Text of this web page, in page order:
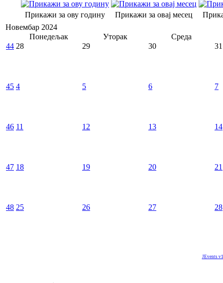
Прикажи за ову годину Прикажи за овај месец
Новембар 2024
Понедељак
Уторак
Среда
44 28 29 30 31
45 4 5 6 7
46 11 12 13 14
47 18 19 20 21
48 25 26 27 28
JEvents